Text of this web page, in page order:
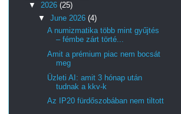
▼ 2026 (25)
▼ June 2026 (4)
A numizmatika több mint gyűjtés
– fémbe zárt törté...
Amit a prémium piac nem bocsát
meg
Üzleti AI: amit 3 hónap után
tudnak a kkv-k
Az IP20 fürdőszobában nem tiltott